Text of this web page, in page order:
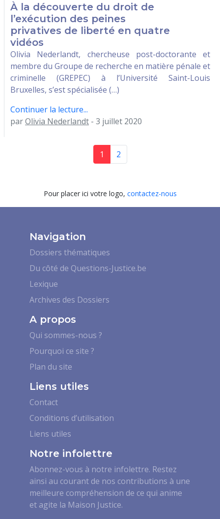
À la découverte du droit de
l’exécution des peines
privatives de liberté en quatre
vidéos
Olivia Nederlandt, chercheuse post-doctorante et
membre du Groupe de recherche en matière pénale et
criminelle (GREPEC) à l’Université Saint-Louis
Bruxelles, s’est spécialisée (…)
Continuer la lecture...
parOlivia Nederlandt - 3 juillet 2020
1 2
Pour placer ici votre logo, contactez-nous
Navigation
Dossiers thématiques
Du côté de Questions-Justice.be
Lexique
Archives des Dossiers
A propos
Qui sommes-nous ?
Pourquoi ce site ?
Plan du site
Liens utiles
Contact
Conditions d’utilisation
Liens utiles
Notre infolettre
Abonnez-vous à notre infolettre. Restez
ainsi au courant de nos contributions à une
meilleure compréhension de ce qui anime
et agite la Maison Justice.